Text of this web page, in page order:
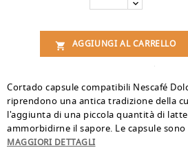
 AGGIUNGI AL CARRELLO
Cortado capsule compatibili Nescafé
riprendono una antica tradizione della
l'aggiunta di una piccola quantità di
ammorbidirne il sapore. Le capsule
macchine Nescafé Dolce Gusto. La
MAGGIORI DETTAGLI